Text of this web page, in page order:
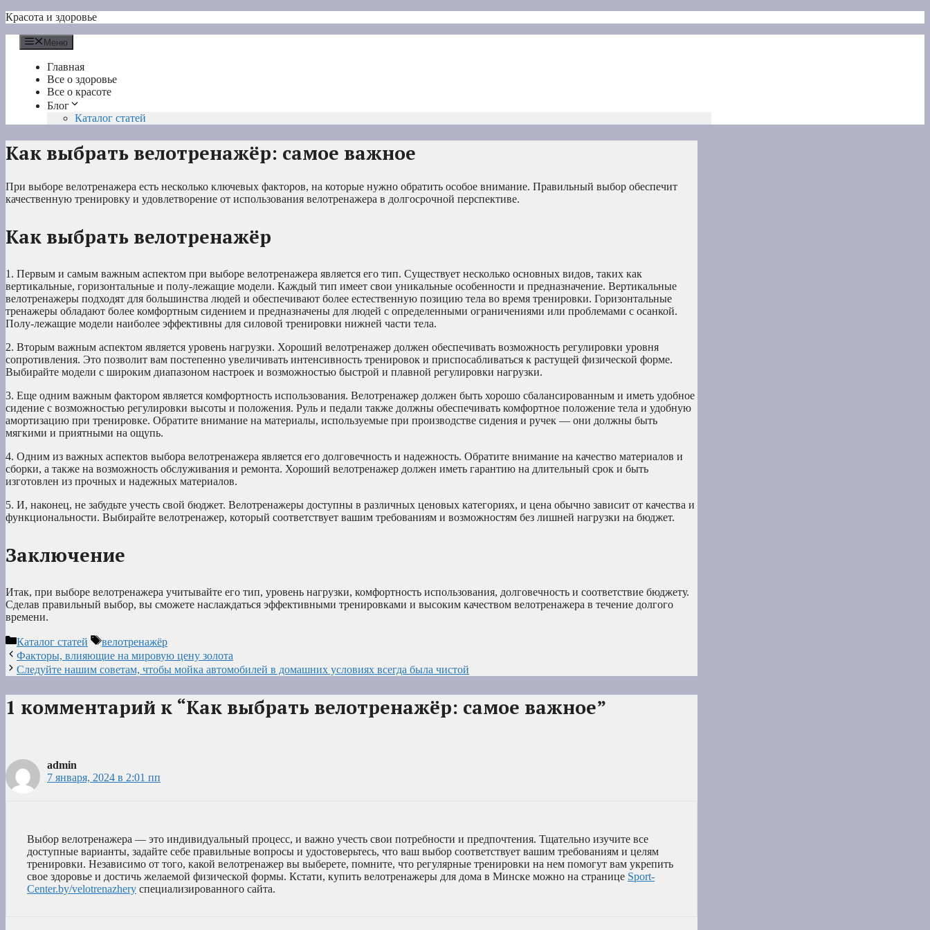
Перейти
содержимому
Красота и здоровье
Меню
Главная
Все о здоровье
Все о красоте
Блог
Каталог статей
Как выбрать велотренажёр: самое важное
При выборе велотренажера есть несколько ключевых факторов, на которые нужно обратить особое внимание. Правильный выбор обеспечит
качественную тренировку и удовлетворение от использования велотренажера в долгосрочной перспективе.
Как выбрать велотренажёр
1. Первым и самым важным аспектом при выборе велотренажера является его тип. Существует несколько основных видов, таких как
вертикальные, горизонтальные и полу-лежащие модели. Каждый тип имеет свои уникальные особенности и предназначение. Вертикальные
велотренажеры подходят для большинства людей и обеспечивают более естественную позицию тела во время тренировки. Горизонтальные
тренажеры обладают более комфортным сидением и предназначены для людей с определенными ограничениями или проблемами с осанкой.
Полу-лежащие модели наиболее эффективны для силовой тренировки нижней части тела.
2. Вторым важным аспектом является уровень нагрузки. Хороший велотренажер должен обеспечивать возможность регулировки уровня
сопротивления. Это позволит вам постепенно увеличивать интенсивность тренировок и приспосабливаться к растущей физической форме.
Выбирайте модели с широким диапазоном настроек и возможностью быстрой и плавной регулировки нагрузки.
3. Еще одним важным фактором является комфортность использования. Велотренажер должен быть хорошо сбалансированным и иметь удобное
сидение с возможностью регулировки высоты и положения. Руль и педали также должны обеспечивать комфортное положение тела и удобную
амортизацию при тренировке. Обратите внимание на материалы, используемые при производстве сидения и ручек — они должны быть
мягкими и приятными на ощупь.
4. Одним из важных аспектов выбора велотренажера является его долговечность и надежность. Обратите внимание на качество материалов и
сборки, а также на возможность обслуживания и ремонта. Хороший велотренажер должен иметь гарантию на длительный срок и быть
изготовлен из прочных и надежных материалов.
5. И, наконец, не забудьте учесть свой бюджет. Велотренажеры доступны в различных ценовых категориях, и цена обычно зависит от качества и
функциональности. Выбирайте велотренажер, который соответствует вашим требованиям и возможностям без лишней нагрузки на бюджет.
Заключение
Итак, при выборе велотренажера учитывайте его тип, уровень нагрузки, комфортность использования, долговечность и соответствие бюджету.
Сделав правильный выбор, вы сможете наслаждаться эффективными тренировками и высоким качеством велотренажера в течение долгого
времени.
Рубрики
Каталог статей Метки
велотренажёр
Факторы, влияющие на мировую цену золота
Следуйте нашим советам, чтобы мойка автомобилей в домашних условиях всегда была чистой
1 комментарий к “Как выбрать велотренажёр: самое важное”
admin
7 января, 2024 в 2:01 пп
Выбор велотренажера — это индивидуальный процесс, и важно учесть свои потребности и предпочтения. Тщательно изучите все
доступные варианты, задайте себе правильные вопросы и удостоверьтесь, что ваш выбор соответствует вашим требованиям и целям
тренировки. Независимо от того, какой велотренажер вы выберете, помните, что регулярные тренировки на нем помогут вам укрепить
свое здоровье и достичь желаемой физической формы. Кстати, купить велотренажеры для дома в Минске можно на странице Sport-
Center.by/velotrenazhery специализированного сайта.